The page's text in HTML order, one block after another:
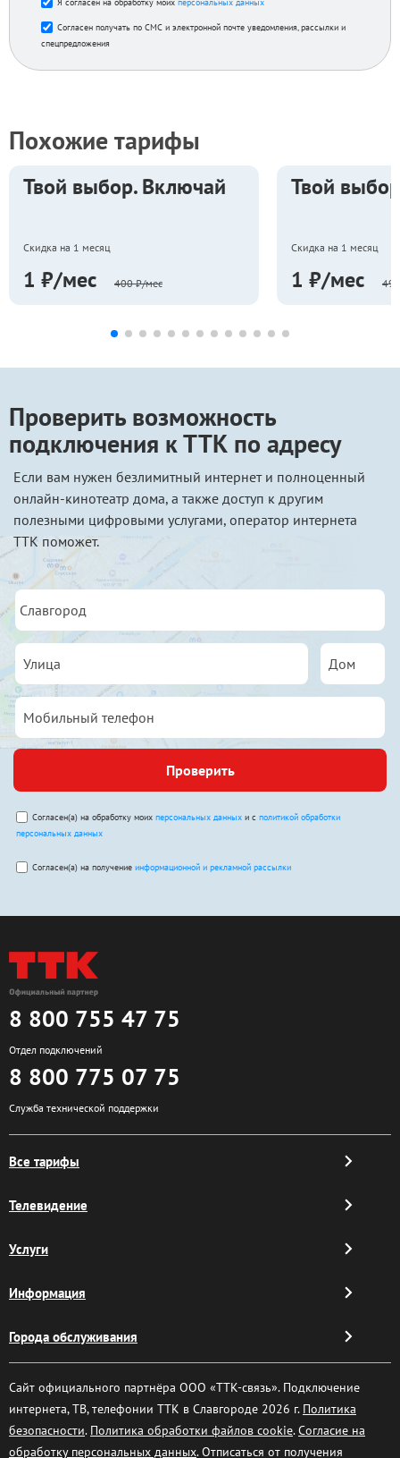
Согласен получать по СМС и электронной почте уведомления, рассылки и
спецпредложения
Похожие тарифы
Твой выбор. Включай
Скидка на 1 месяц
1 ₽/мес 400 ₽/мес
Твой
Скидка на 1 месяц
1 ₽/мес
Проверить возможность
подключения к ТТК по адресу
Если вам нужен безлимитный интернет и полноценный
онлайн-кинотеатр дома, а также доступ к другим
полезными цифровыми услугами, оператор интернета
ТТК поможет.
Проверить
Согласен(а) на обработку моих персональных данных и с политикой обработки
персональных данных
Согласен(а) на получение информационной и рекламной рассылки
8 800 755 47 75
Отдел подключений
8 800 775 07 75
Служба технической поддержки
Все тарифы
Телевидение
Услуги
Информация
Города обслуживания
Сайт официального партнёра ООО «ТТК-связь». Подключение
интернета, ТВ, телефонии ТТК в Славгороде 2026 г. Политика
безопасности. Политика обработки файлов cookie.Согласие на
обработку персональных данных. Отписаться от получения